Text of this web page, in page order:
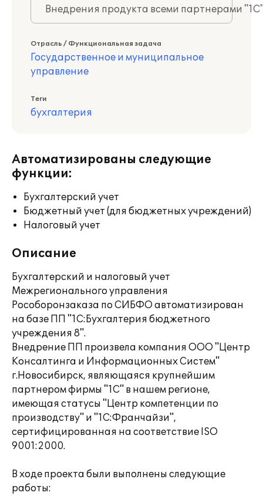
Внедрения продукта всеми партнерами
Отрасль / Функциональная задача
Государственное и муниципальное
управление
Теги
бухгалтерия
Автоматизированы следующие
функции:
Бухгалтерский учет
Бюджетный учет (для бюджетных учреждений)
Налоговый учет
Описание
Бухгалтерский и налоговый учет
Межрегионального управления
Рособоронзаказа по СИБФО автоматизирован
на базе ПП "1С:Бухгалтерия бюджетного
учреждения 8".
Внедрение ПП произвела компания ООО "Центр
Консалтинга и Информационных Систем"
г.Новосибирск, являющаяся крупнейшим
партнером фирмы "1С" в нашем регионе,
имеющая статусы "Центр компетенции по
производству" и "1С:Франчайзи",
сертифицированная на соответствие ISO
9001:2000.
В ходе проекта были выполнены следующие
работы: